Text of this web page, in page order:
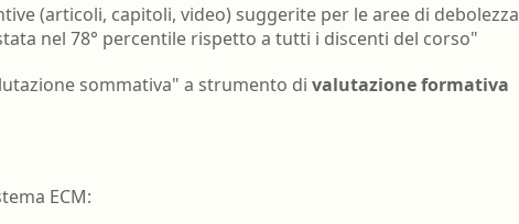
(articoli, capitoli, video) suggerite per le aree di debolezza
nel 78° percentile rispetto a tutti i discenti del corso"
sommativa" a strumento di valutazione formativa
ECM: